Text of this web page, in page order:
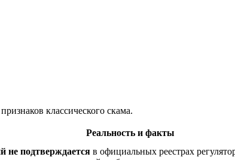
классического скама.
Реальность и факты
не подтверждается в официальных реестрах